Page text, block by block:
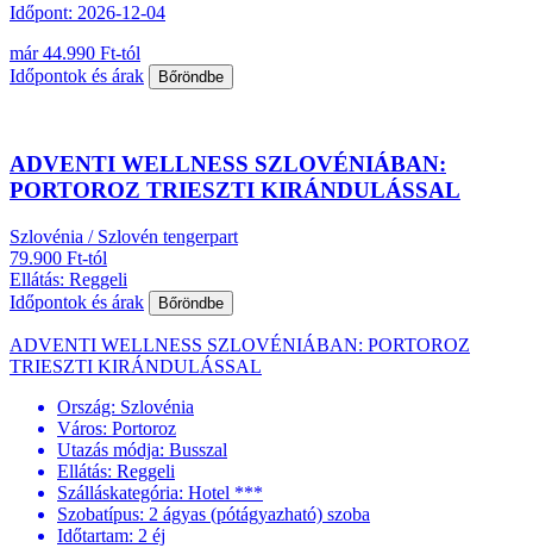
Időpont: 2026-12-04
már 44.990 Ft-tól
Időpontok és árak
Bőröndbe
ADVENTI WELLNESS SZLOVÉNIÁBAN:
PORTOROZ TRIESZTI KIRÁNDULÁSSAL
Szlovénia / Szlovén tengerpart
79.900 Ft-tól
Ellátás: Reggeli
Időpontok és árak
Bőröndbe
ADVENTI WELLNESS SZLOVÉNIÁBAN: PORTOROZ
TRIESZTI KIRÁNDULÁSSAL
Ország: Szlovénia
Város: Portoroz
Utazás módja: Busszal
Ellátás: Reggeli
Szálláskategória: Hotel ***
Szobatípus: 2 ágyas (pótágyazható) szoba
Időtartam: 2 éj